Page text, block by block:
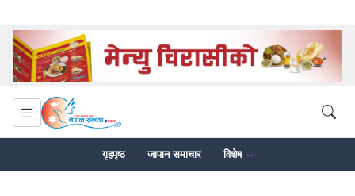
गृहपृष्ठ जापान समाचार विशेष